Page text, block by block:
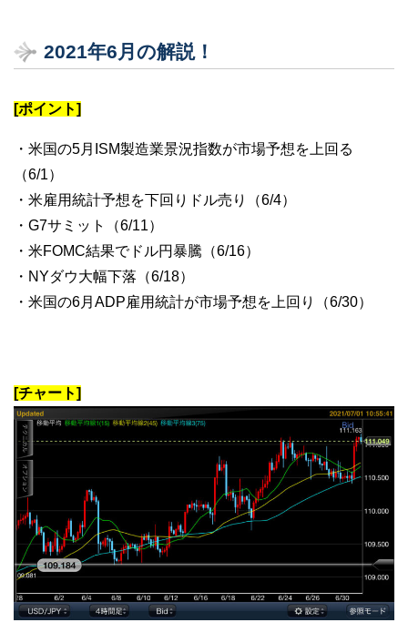
2021年6月の解説！
[ポイント]
・米国の5月ISM製造業景況指数が市場予想を上回る
（6/1）
・米雇用統計予想を下回りドル売り（6/4）
・G7サミット（6/11）
・米FOMC結果でドル円暴騰（6/16）
・NYダウ大幅下落（6/18）
・米国の6月ADP雇用統計が市場予想を上回り（6/30）
[チャート]